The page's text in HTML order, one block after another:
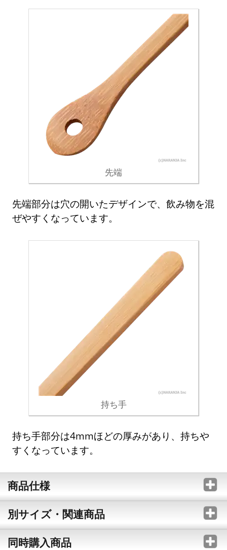
先端
先端部分は穴の開いたデザインで、飲み物を混
ぜやすくなっています。
持ち手
持ち手部分は4mmほどの厚みがあり、持ちや
すくなっています。
商品仕様
別サイズ・関連商品
同時購入商品